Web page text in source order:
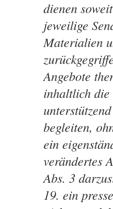
dienen
jeweilige
Materialien
Angebote
inhaltlich die
begleiten,
ein
verändertes
Abs. 3
19. ein